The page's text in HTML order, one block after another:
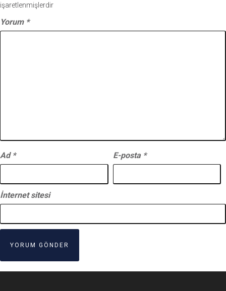
işaretlenmişlerdir
Yorum *
Ad * E-posta *
İnternet sitesi